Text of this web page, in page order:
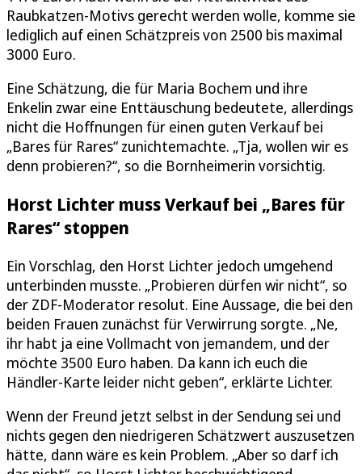
Raubkatzen-Motivs gerecht werden wolle, komme sie
lediglich auf einen Schätzpreis von 2500 bis maximal
3000 Euro.
Eine Schätzung, die für Maria Bochem und ihre
Enkelin zwar eine Enttäuschung bedeutete, allerdings
nicht die Hoffnungen für einen guten Verkauf bei
„Bares für Rares“ zunichtemachte. „Tja, wollen wir es
denn probieren?“, so die Bornheimerin vorsichtig.
Horst Lichter muss Verkauf bei „Bares für
Rares“ stoppen
Ein Vorschlag, den Horst Lichter jedoch umgehend
unterbinden musste. „Probieren dürfen wir nicht“, so
der ZDF-Moderator resolut. Eine Aussage, die bei den
beiden Frauen zunächst für Verwirrung sorgte. „Ne,
ihr habt ja eine Vollmacht von jemandem, und der
möchte 3500 Euro haben. Da kann ich euch die
Händler-Karte leider nicht geben“, erklärte Lichter.
Wenn der Freund jetzt selbst in der Sendung sei und
nichts gegen den niedrigeren Schätzwert auszusetzen
hätte, dann wäre es kein Problem. „Aber so darf ich